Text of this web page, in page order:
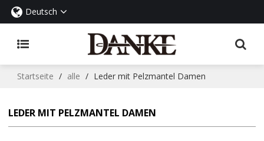
Deutsch
Startseite / alle / Leder mit Pelzmantel Damen
LEDER MIT PELZMANTEL DAMEN